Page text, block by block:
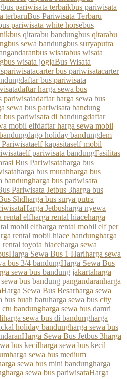
bus pariwisata terbaikbus pariwisata
terbaruBus Pariwisata Terbaru
pariwisata white horsebus
bus qitarabu bandungbus qitarabu
bus sewa bandungbus suryaputra
bus wisatabus wisata
bus wisata jogjaBus Wisata
carter bus pariwisatacarter
daftar bus pariwisata
daftar harga sewa bus
pariwisatadaftar harga sewa bus
sewa bus pariwisata bandung
bus pariwisata di bandungdaftar
mobil elfdaftar harga sewa mobil
dago holiday bandungdem
elf kapasitaself mobil
elf pariwisata bandungFasilitas
Bus Pariwisataharga bus
harga bus murahharga bus
bandungharga bus pariwisata
Pariwisata Jetbus 3harga bus
Shdharga bus surya putra
Harga Jetbusharga nyewa
rental elfharga rental hiaceharga
mobil elfharga rental mobil elf per
rental mobil hiace bandungharga
rental toyota hiaceharga sewa
Harga Sewa Bus 1 Hariharga sewa
bus 3/4 bandungHarga Sewa Bus
sewa bus bandung jakartaharga
bus bandung pangandaranharga
Harga Sewa Bus Besarharga sewa
bus buah batuharga sewa bus city
ctu bandungharga sewa bus damri
harga sewa bus di bandungharga
holiday bandungharga sewa bus
Harga Sewa Bus Jetbus 3harga
bus kecilharga sewa bus kecil
harga sewa bus medium
sewa bus mini bandungharga
harga sewa bus pariwisataHarga